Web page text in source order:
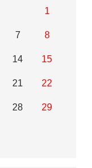
1
7 8
14 15
21 22
28 29